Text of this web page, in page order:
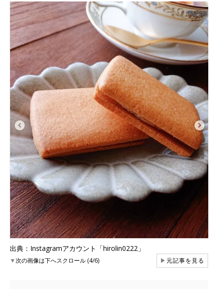
出典：Instagramアカウント「hirolin0222」
▼次の画像は下へスクロール (4/6) ▶元記事を見る